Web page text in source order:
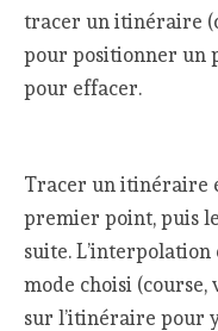
tracer un itinéraire
pour positionner un
pour effacer.
Tracer un itinéraire
premier point, puis
suite.
mode choisi
sur l’itinéraire pour